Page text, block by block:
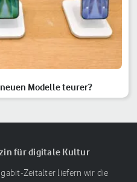
Modelle teurer?
für digitale Kultur
Zeitalter liefern wir die